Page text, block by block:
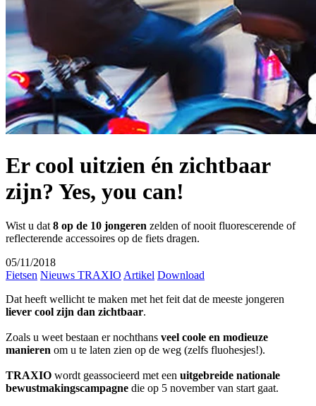
Er cool uitzien én zichtbaar
zijn? Yes, you can!
Wist u dat 8 op de 10 jongeren zelden of nooit fluorescerende of
reflecterende accessoires op de fiets dragen.
05/11/2018
Fietsen Nieuws TRAXIO Artikel Download
Dat heeft wellicht te maken met het feit dat de meeste jongeren
liever cool zijn dan zichtbaar.
Zoals u weet bestaan er nochthans veel coole en modieuze
manieren om u te laten zien op de weg (zelfs fluohesjes!).
TRAXIO wordt geassocieerd met een uitgebreide nationale
bewustmakingscampagne die op 5 november van start gaat.